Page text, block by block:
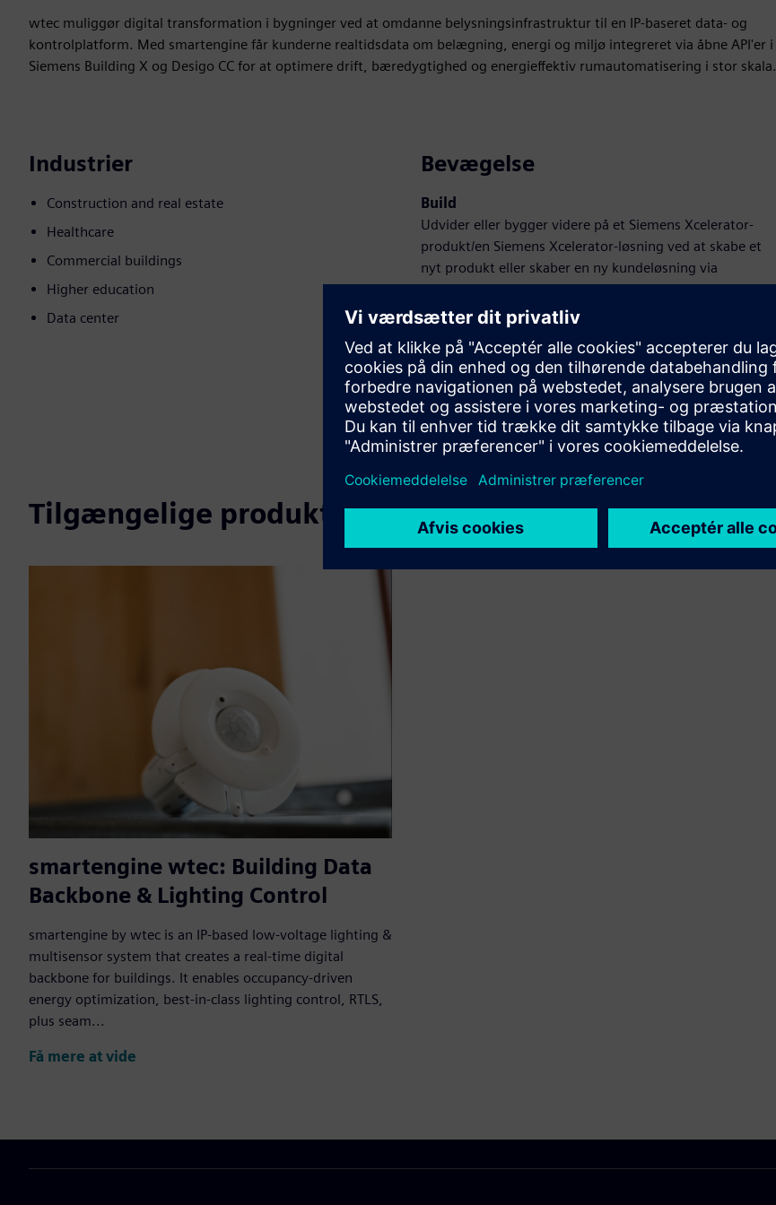
wtec muliggør digital transformation i bygninger ved at omdanne belysningsinfrastruktur til en IP-baseret data- og
kontrolplatform. Med smartengine får kunderne realtidsdata om belægning, energi og miljø integreret via åbne API'er i
Siemens Building X og Desigo CC for at optimere drift, bæredygtighed og energieffektiv rumautomatisering i stor skala.
Industrier
Construction and real estate
Healthcare
Commercial buildings
Higher education
Data center
Bevægelse
Build
Udvider eller bygger videre på et Siemens Xcelerator-
produkt/en Siemens Xcelerator-løsning ved at skabe et
nyt produkt eller skaber en ny kundeløsning via
integration af Siemens Xcelerator-produktet og sit eget
produkt
Sell
Videresalg/samsalg af software og digitalt aktiveret
hardware på Siemens Xcelerator
Tilgængelige produkter
smartengine wtec: Building Data
Backbone & Lighting Control
smartengine by wtec is an IP-based low-voltage lighting &
multisensor system that creates a real-time digital
backbone for buildings. It enables occupancy-driven
energy optimization, best-in-class lighting control, RTLS,
plus seam...
Få mere at vide